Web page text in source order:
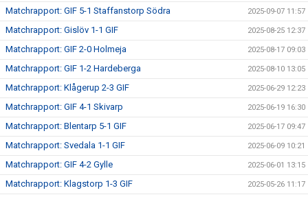
Matchrapport: GIF 5-1 Staffanstorp Södra 2025-09-07 11:57
Matchrapport: Gislöv 1-1 GIF 2025-08-25 12:37
Matchrapport: GIF 2-0 Holmeja 2025-08-17 09:03
Matchrapport: GIF 1-2 Hardeberga 2025-08-10 13:05
Matchrapport: Klågerup 2-3 GIF 2025-06-29 12:23
Matchrapport: GIF 4-1 Skivarp 2025-06-19 16:30
Matchrapport: Blentarp 5-1 GIF 2025-06-17 09:47
Matchrapport: Svedala 1-1 GIF 2025-06-09 10:21
Matchrapport: GIF 4-2 Gylle 2025-06-01 13:15
Matchrapport: Klagstorp 1-3 GIF 2025-05-26 11:17